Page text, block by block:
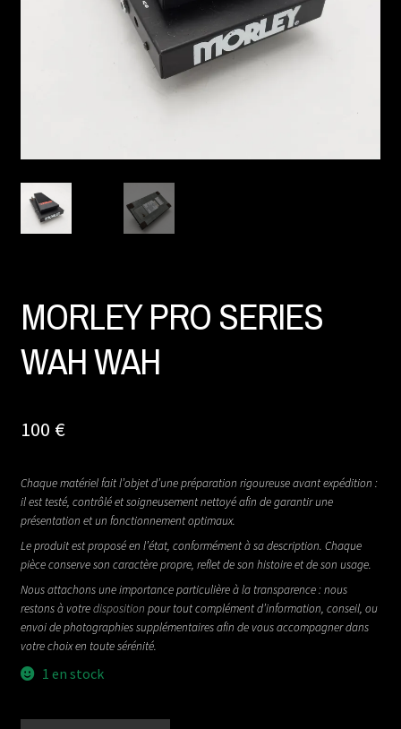
MORLEY PRO SERIES
WAH WAH
100 €
Chaque matériel fait l’objet d’une préparation rigoureuse avant expédition :
il est testé, contrôlé et soigneusement nettoyé afin de garantir une
présentation et un fonctionnement optimaux.
Le produit est proposé en l’état, conformément à sa description. Chaque
pièce conserve son caractère propre, reflet de son histoire et de son usage.
Nous attachons une importance particulière à la transparence : nous
restons à votredisposition pour tout complément d’information, conseil, ou
envoi de photographies supplémentaires afin de vous accompagner dans
votre choix en toute sérénité.
1 en stock